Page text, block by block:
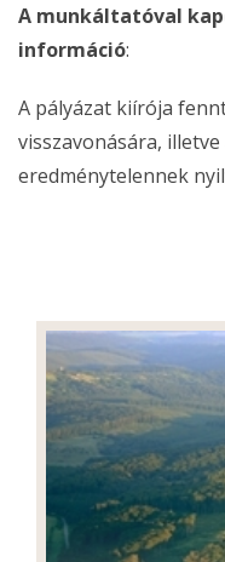
A munkáltatóval
információ:
A pályázat kiírója
visszavonására,
eredménytelennek